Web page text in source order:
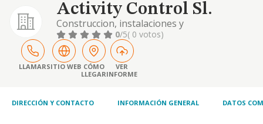
Activity Control Sl.
Construccion, instalaciones y
mantenimiento. comercio al por mayor y al
por menor. distribucion comercial.
importacion y exportacion. actividades
inmobiliarias. actividades profesionales.
industrias manufactureras y textiles. etc
0/5( 0 votos)
LLAMARSITIO WEB CÓMO
LLEGAR
VER
INFORME
DIRECCIÓN Y CONTACTO INFORMACIÓN GENERAL DATOS